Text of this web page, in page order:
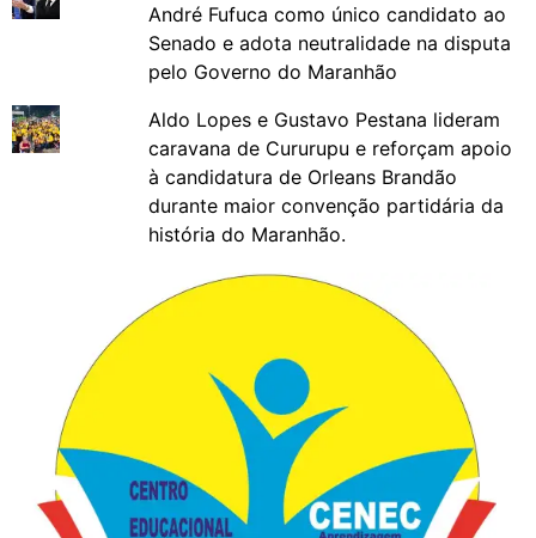
André Fufuca como único candidato ao
Senado e adota neutralidade na disputa
pelo Governo do Maranhão
Aldo Lopes e Gustavo Pestana lideram
caravana de Cururupu e reforçam apoio
à candidatura de Orleans Brandão
durante maior convenção partidária da
história do Maranhão.